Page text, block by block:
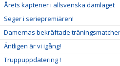
Årets kaptener i allsvenska damlaget
Seger i seriepremiären!
Damernas bekräftade
Äntligen är vi igång!
Truppuppdatering !